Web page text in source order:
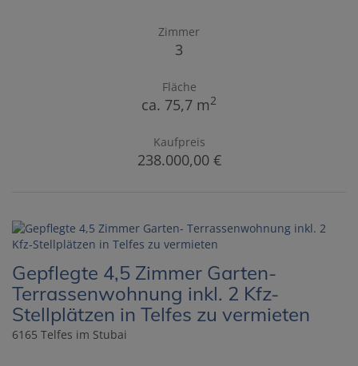
Zimmer
3
Fläche
ca. 75,7 m2
Kaufpreis
238.000,00 €
Gepflegte 4,5 Zimmer Garten-
Terrassenwohnung inkl. 2 Kfz-
Stellplätzen in Telfes zu vermieten
6165 Telfes im Stubai